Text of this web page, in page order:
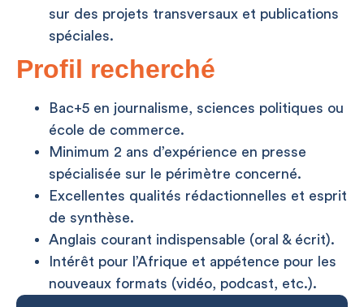
sur des projets transversaux et publications
spéciales.
Profil recherché
Bac+5 en journalisme, sciences politiques ou
école de commerce.
Minimum 2 ans d’expérience en presse
spécialisée sur le périmètre concerné.
Excellentes qualités rédactionnelles et esprit
de synthèse.
Anglais courant indispensable (oral & écrit).
Intérêt pour l’Afrique et appétence pour les
nouveaux formats (vidéo, podcast, etc.).